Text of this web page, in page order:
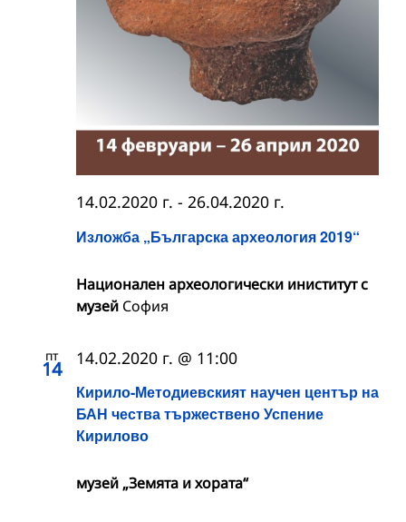
Изложба „Българска археология 2019“
14.02.2020 г. - 26.04.2020 г.
Национален археологически иниститут с
музей София
пт
14
Кирило-Методиевският научен център на
БАН чества тържествено Успение
Кирилово
14.02.2020 г. @ 11:00
музей „Земята и хората“